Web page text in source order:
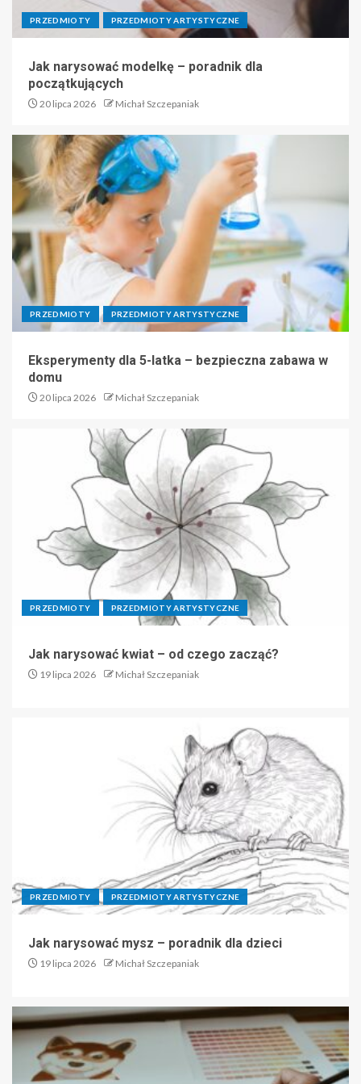
PRZEDMIOTY PRZEDMIOTY ARTYSTYCZNE
Jak narysować modelkę – poradnik dla
początkujących
20 lipca 2026 Michał Szczepaniak
PRZEDMIOTY PRZEDMIOTY ARTYSTYCZNE
Eksperymenty dla 5-latka – bezpieczna zabawa w
domu
20 lipca 2026 Michał Szczepaniak
PRZEDMIOTY PRZEDMIOTY ARTYSTYCZNE
Jak narysować kwiat – od czego zacząć?
19 lipca 2026 Michał Szczepaniak
PRZEDMIOTY PRZEDMIOTY ARTYSTYCZNE
Jak narysować mysz – poradnik dla dzieci
19 lipca 2026 Michał Szczepaniak